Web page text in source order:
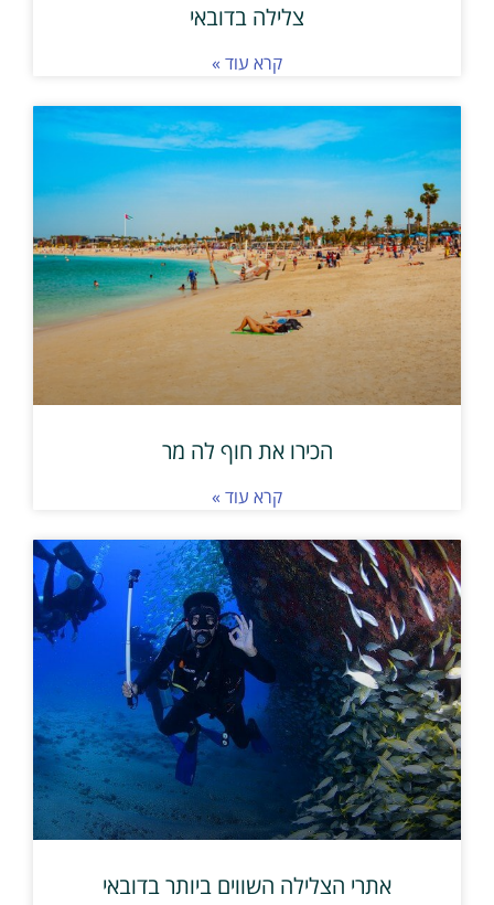
צלילה בדובאי
קרא עוד »
הכירו את חוף לה מר
קרא עוד »
אתרי הצלילה השווים ביותר בדובאי